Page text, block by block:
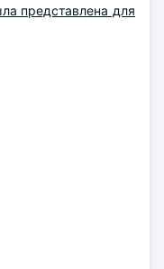
представлена для